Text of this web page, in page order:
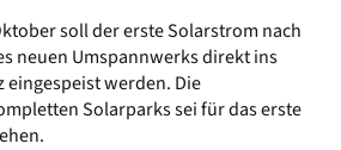
soll der erste Solarstrom nach
neuen Umspannwerks direkt ins
eingespeist werden. Die
Solarparks sei für das erste